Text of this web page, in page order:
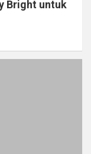
Bright untuk